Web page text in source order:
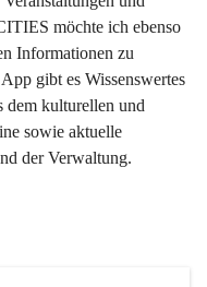
möchte ich ebenso
Informationen zu
gibt es Wissenswertes
dem kulturellen und
sowie aktuelle
der Verwaltung.